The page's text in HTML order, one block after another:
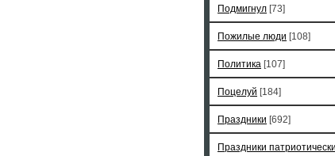
Подмигнул [73]
Пожилые люди [108]
Политика [107]
Поцелуй [184]
Праздники [692]
Праздники